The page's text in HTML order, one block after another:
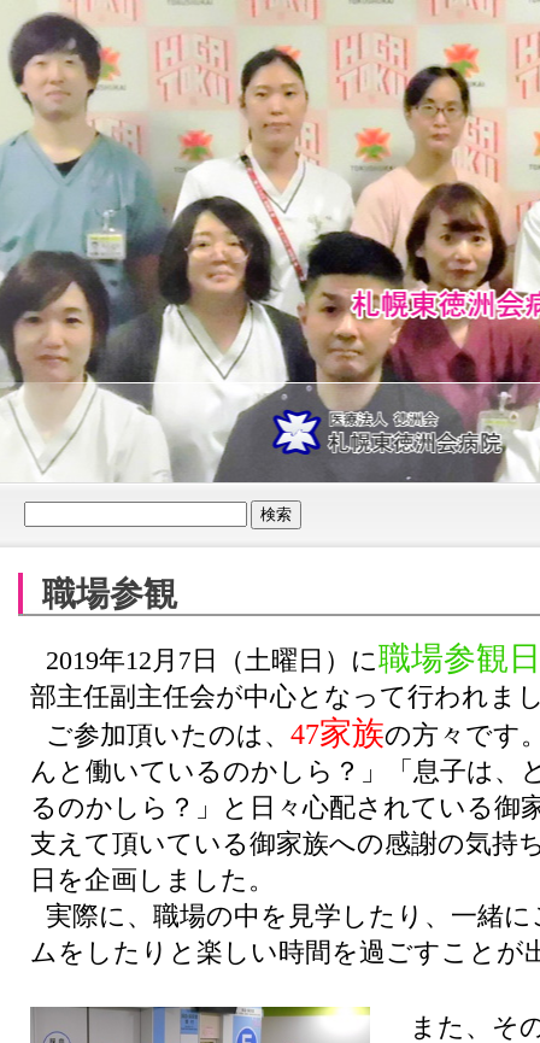
職場参観
2019年12月 7 日（土曜日）に職場参観
部主任副主任会が中心となって行われま
ご参加頂いたのは、47家族の方々です
んと働いているのかしら？」「息子は、
るのかしら？」と日々心配されている御
支えて頂いている御家族への感謝の気持
日を企画しました。
実際に、職場の中を見学したり、一緒
ムをしたりと楽しい時間を過ごすことが
また、そ